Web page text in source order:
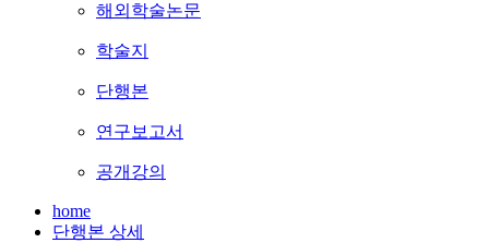
해외학술논문
학술지
단행본
연구보고서
공개강의
home
단행본 상세